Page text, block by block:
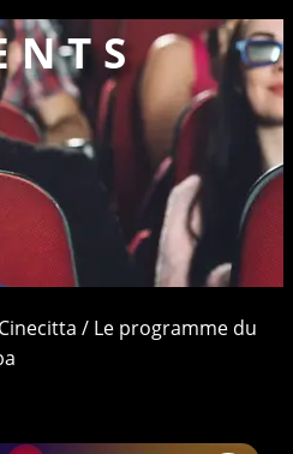
Cinecitta / Le programme du